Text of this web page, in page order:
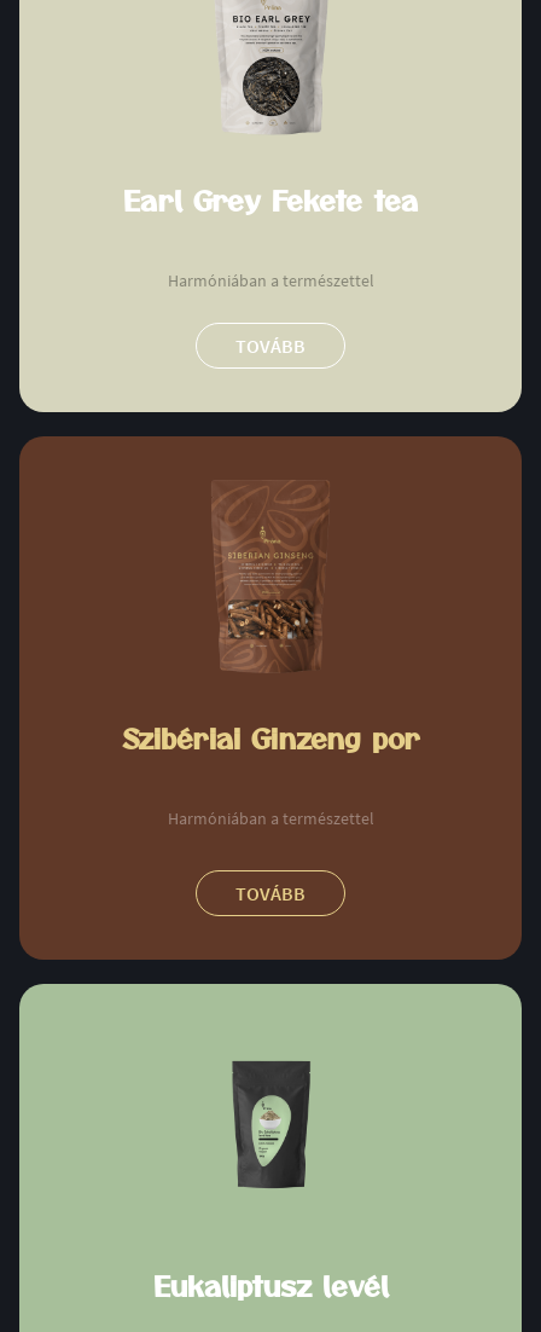
Earl Grey Fekete tea
Harmóniában a természettel
TOVÁBB
Szibériai Ginzeng por
Harmóniában a természettel
TOVÁBB
Eukaliptusz levél